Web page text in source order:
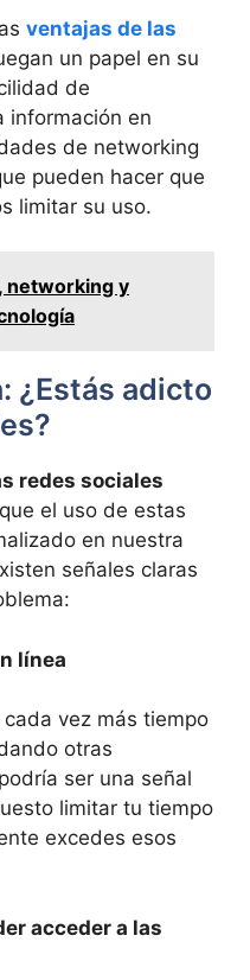
ventajas de las
un papel en su
de
información en
de networking
pueden hacer que
limitar su uso.
networking y
¿Estás adicto
redes sociales
el uso de estas
en nuestra
señales claras
línea
vez más tiempo
otras
ser una señal
limitar tu tiempo
excedes esos
acceder a las